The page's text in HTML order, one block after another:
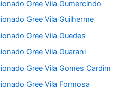
Gree Vila Gumercindo
Gree Vila Guilherme
Gree Vila Guedes
Gree Vila Guarani
Gree Vila Gomes Cardim
Gree Vila Formosa